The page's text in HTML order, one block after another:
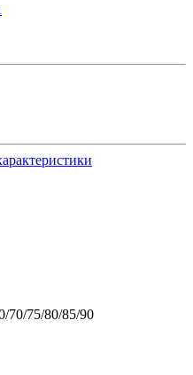
70/75/80/85/90